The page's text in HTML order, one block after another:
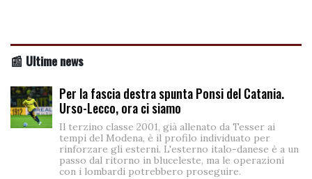
📰 Ultime news
Per la fascia destra spunta Ponsi del Catania.
Urso-Lecco, ora ci siamo
Il terzino classe 2001, già allenato da Tesser ai
tempi del Modena, è il profilo individuato per
rinforzare gli esterni. L'esterno italo-danese è a un
passo dal ritorno in bluceleste, ma le operazioni
con i lombardi potrebbero proseguire.